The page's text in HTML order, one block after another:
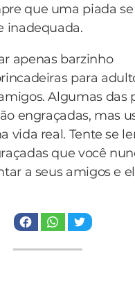
que uma piada
inadequada.
apenas barzinho
para
Algumas das
engraçadas, mas
vida real. Tente se
que você
a seus amigos e